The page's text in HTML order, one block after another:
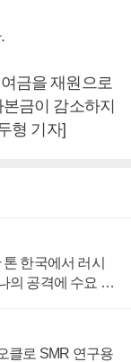
금을 재원으로
금이 감소하지
형 기자]
한국에서 러시
의 공격에 수요 늘
클로 SMR 연구용